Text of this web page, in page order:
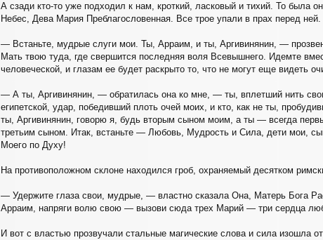
А сзади кто-то уже подходил к нам, кроткий, ласковый и тихий. То
Небес, Дева Мария Преблагословенная. Все трое упали в прах перед ней.
— Встаньте, мудрые слуги мои. Ты, Арраим, и ты, Аргивинянин, —
Мать твою туда, где свершится последняя воля Всевышнего. Идемте
человеческой, и глазам ее будет раскрыто то, что не могут еще видеть
— А ты, Аргивинянин, — обратилась она ко мне, — ты, вплетший нить
египетской, удар, победивший плоть очей моих, и кто, как не ты,
ты, Аргивинянин, говорю я, будь вторым сыном моим, а ты — всегда
третьим сыном. Итак, встаньте — Любовь, Мудрость и Сила, дети мои,
Моего по Духу!
На противоположном склоне находился гроб, охраняемый десятком
— Удержите глаза свои, мудрые, — властно сказала Она, Матерь Бога
Арраим, напряги волю свою — вызови сюда трех Марий — три сердца
И вот с властью прозвучали стальные магические слова и сила